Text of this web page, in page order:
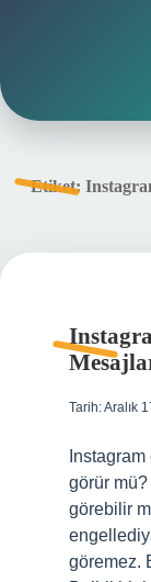
Etiket:
Tarih: Aralık
görür mü?
görebilir
göremez.